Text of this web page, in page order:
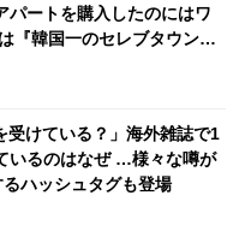
パートを購入したのにはワ
『韓国一のセレブタウン』
ト？
受けている？」海外雑誌で1
いるのはなぜ …様々な噂が
ハッシュタグも登場